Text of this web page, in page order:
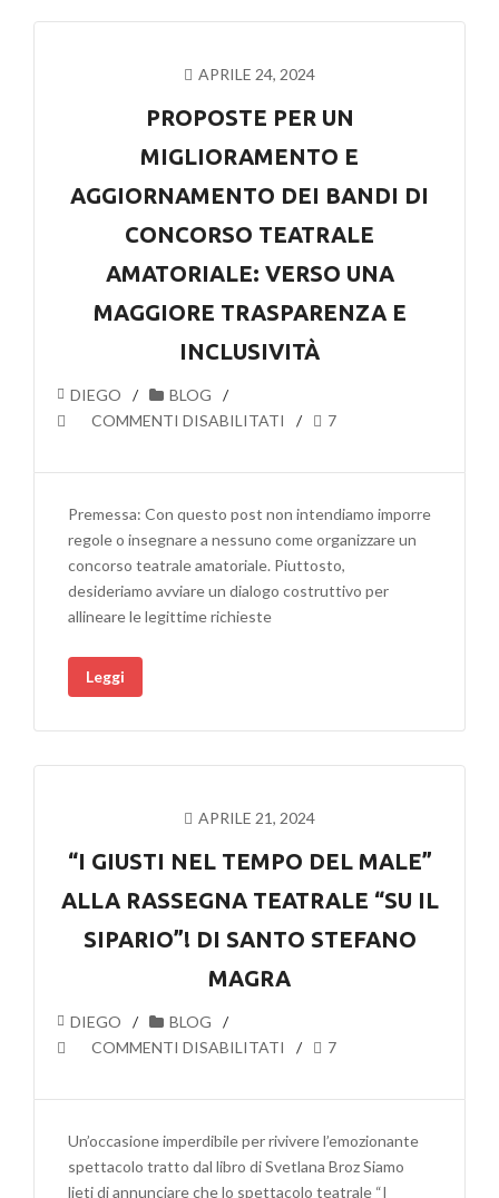
FESTIVAL
DI
APRILE 24, 2024
PROPOSTE PER UN
MIGLIORAMENTO E
AGGIORNAMENTO DEI BANDI DI
CONCORSO TEATRALE
AMATORIALE: VERSO UNA
MAGGIORE TRASPARENZA E
INCLUSIVITÀ
DIEGO
BLOG
COMMENTI DISABILITATI
SU
PER
MIGLIORAMENTO
E
AGGIORNAMENTO
DEI
BANDI
CONCORSO
TEATRALE
AMATORIALE:
TRASPARENZA
E
7
Premessa: Con questo post non intendiamo imporre
regole o insegnare a nessuno come organizzare un
concorso teatrale amatoriale. Piuttosto,
desideriamo avviare un dialogo costruttivo per
allineare le legittime richieste
Leggi
APRILE 21, 2024
“I GIUSTI NEL TEMPO DEL MALE”
ALLA RASSEGNA TEATRALE “SU IL
SIPARIO”! DI SANTO STEFANO
MAGRA
DIEGO
BLOG
COMMENTI DISABILITATI
SU
GIUSTI
TEMPO
DEL
7
Un’occasione imperdibile per rivivere l’emozionante
spettacolo tratto dal libro di Svetlana Broz Siamo
lieti di annunciare che lo spettacolo teatrale “I